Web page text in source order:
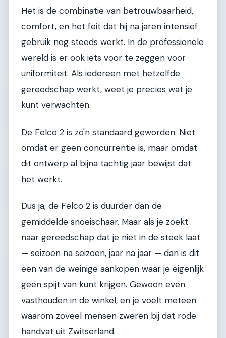
Het is de combinatie van betrouwbaarheid,
comfort, en het feit dat hij na jaren intensief
gebruik nog steeds werkt. In de professionele
wereld is er ook iets voor te zeggen voor
uniformiteit. Als iedereen met hetzelfde
gereedschap werkt, weet je precies wat je
kunt verwachten.
De Felco 2 is zo'n standaard geworden. Niet
omdat er geen concurrentie is, maar omdat
dit ontwerp al bijna tachtig jaar bewijst dat
het werkt.
Dus ja, de Felco 2 is duurder dan de
gemiddelde snoeischaar. Maar als je zoekt
naar gereedschap dat je niet in de steek laat
— seizoen na seizoen, jaar na jaar — dan is dit
een van de weinige aankopen waar je eigenlijk
geen spijt van kunt krijgen. Gewoon even
vasthouden in de winkel, en je voelt meteen
waarom zoveel mensen zweren bij dat rode
handvat uit Zwitserland.